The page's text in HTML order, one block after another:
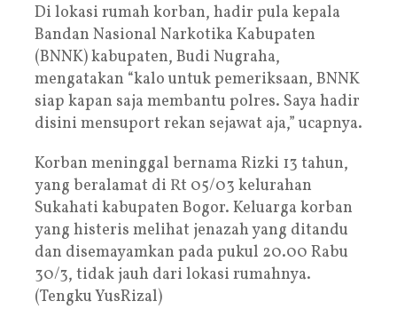
Di lokasi rumah korban, hadir pula kepala
Bandan Nasional Narkotika Kabupaten
(BNNK) kabupaten, Budi Nugraha,
mengatakan “kalo untuk pemeriksaan, BNNK
siap kapan saja membantu polres. Saya hadir
disini mensuport rekan sejawat aja,” ucapnya.
Korban meninggal bernama Rizki 13 tahun,
yang beralamat di Rt 05/03 kelurahan
Sukahati kabupaten Bogor. Keluarga korban
yang histeris melihat jenazah yang ditandu
dan disemayamkan pada pukul 20.00 Rabu
30/3, tidak jauh dari lokasi rumahnya.
(Tengku YusRizal)